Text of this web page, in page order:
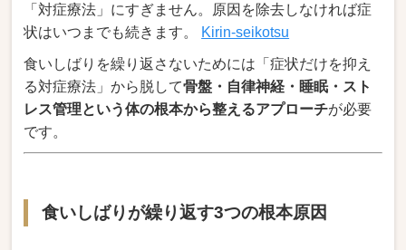
「対症療法」にすぎません。原因を除去しなければ症
状はいつまでも続きます。
Kirin-seikotsu
食いしばりを繰り返さないためには「症状だけを抑え
る対症療法」から脱して骨盤・自律神経・睡眠・スト
レス管理という体の根本から整えるアプローチが必要
です。
食いしばりが繰り返す3つの根本原因